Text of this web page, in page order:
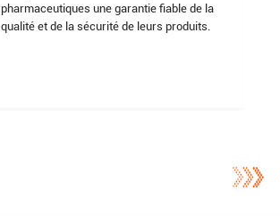
pharmaceutiques une garantie fiable de la
qualité et de la sécurité de leurs produits.